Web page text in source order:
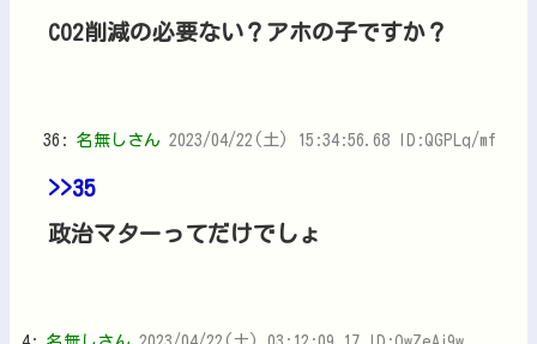
CO2削減の必要ない？アホの子ですか？
36: 名無しさん 2023/04/22(土) 15:34:56.68 ID:QGPLq/mf
>>35
政治マターってだけでしょ